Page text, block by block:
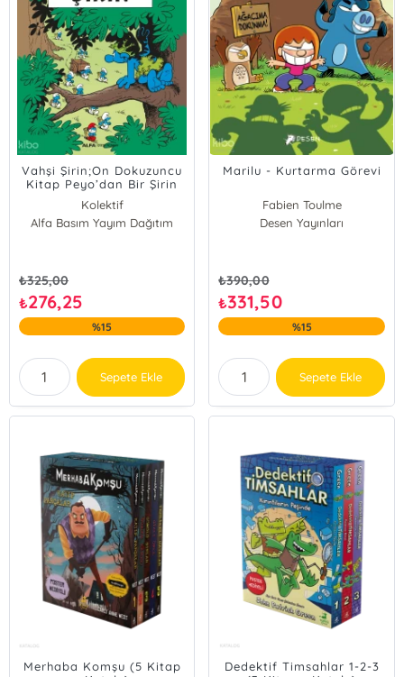
Vahşi Şirin;On Dokuzuncu
Kitap Peyo’dan Bir Şirin
Hikâyesi
Kolektif
Alfa Basım Yayım Dağıtım
₺325,00
₺276,25
%15
Sepete Ekle
Marilu - Kurtarma Görevi
Fabien Toulme
Desen Yayınları
₺390,00
₺331,50
%15
Sepete Ekle
Merhaba Komşu (5 Kitap
Dedektif Timsahlar 1-2-3